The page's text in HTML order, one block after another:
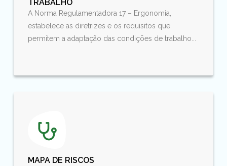
TRABALHO
A Norma Regulamentadora 17 – Ergonomia,
estabelece as diretrizes e os requisitos que
permitem a adaptação das condições de trabalho...
MAPA DE RISCOS